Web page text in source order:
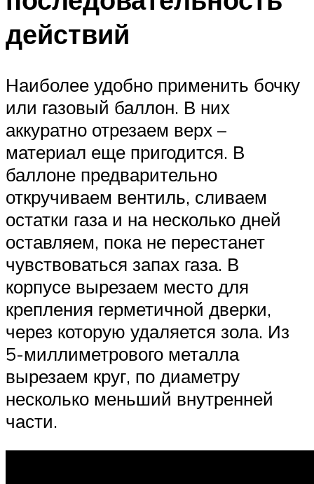
действий
Наиболее удобно применить бочку
или газовый баллон. В них
аккуратно отрезаем верх –
материал еще пригодится. В
баллоне предварительно
откручиваем вентиль, сливаем
остатки газа и на несколько дней
оставляем, пока не перестанет
чувствоваться запах газа. В
корпусе вырезаем место для
крепления герметичной дверки,
через которую удаляется зола. Из
5-миллиметрового металла
вырезаем круг, по диаметру
несколько меньший внутренней
части.